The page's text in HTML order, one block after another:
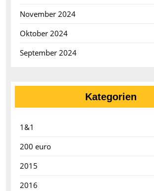
November 2024
Oktober 2024
September 2024
Kategorien
1&1
200 euro
2015
2016